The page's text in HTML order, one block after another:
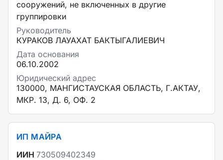
сооружений, не включенных в другие
группировки
Руководитель
КУРАКОВ ЛАУАХАТ БАКТЫГАЛИЕВИЧ
Дата основания
06.10.2002
Юридический адрес
130000, МАНГИСТАУСКАЯ ОБЛАСТЬ, Г.АКТАУ,
МКР. 13, Д. 6, ОФ. 2
ИП МАЙРА
ИИН 730509402349